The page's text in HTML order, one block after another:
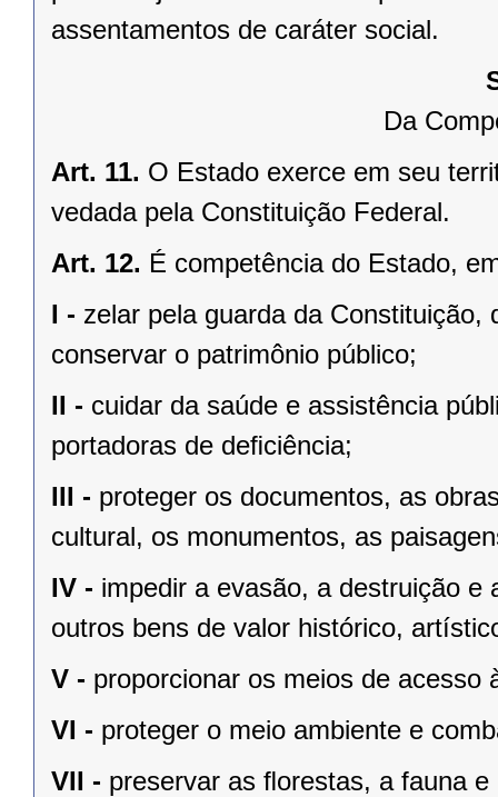
assentamentos de caráter social.
Da
Art. 11. O Estado exerce em seu
vedada pela Constituição Federal.
Art. 12. É competência do Estado,
I - zelar pela guarda da
conservar o patrimônio público;
II - cuidar da saúde e assistência
portadoras de deﬁciência;
III - proteger os documentos, as
cultural, os monumentos, as
IV - impedir a evasão, a destruição e
outros bens de valor histórico,
V - proporcionar os meios de acesso
VI - proteger o meio ambiente e
VII - preservar as ﬂorestas, a fauna e